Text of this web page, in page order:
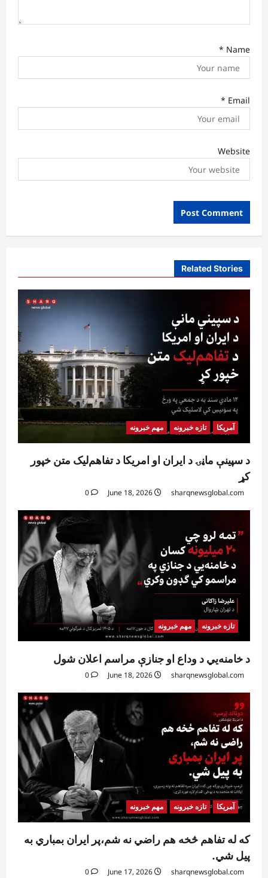
Name
*
Email
*
Website
Related Stories
آمریکا تازه خبرونه مهم خبرونه
د سپینې ماڼۍ د ایران او امریکا د تفاهم‌لیک متن خپور
کړ
sharqnewsglobal.com
0
تازه خبرونه مهم خبرونه
د خامنه‌يي د وداع او جنازې مراسم اعلان شول
sharqnewsglobal.com
0
آمریکا تازه خبرونه مهم خبرونه
که له تفاهم څخه هم راضي نه شم،پر ایران بمباري به
پیل شي.
sharqnewsglobal.com
0